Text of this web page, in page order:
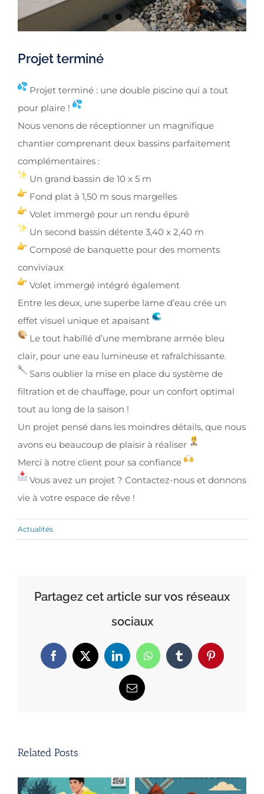
Projet terminé
Projet terminé : une double piscine qui a tout
pour plaire !
Nous venons de réceptionner un magnifique
chantier comprenant deux bassins parfaitement
complémentaires :
Un grand bassin de 10 x 5 m
Fond plat à 1,50 m sous margelles
Volet immergé pour un rendu épuré
Un second bassin détente 3,40 x 2,40 m
Composé de banquette pour des moments
conviviaux
Volet immergé intégré également
Entre les deux, une superbe lame d’eau crée un
effet visuel unique et apaisant
Le tout habillé d’une membrane armée bleu
clair, pour une eau lumineuse et rafraîchissante.
Sans oublier la mise en place du système de
filtration et de chauffage, pour un confort optimal
tout au long de la saison !
Un projet pensé dans les moindres détails, que nous
avons eu beaucoup de plaisir à réaliser
Merci à notre client pour sa confiance
Vous avez un projet ? Contactez-nous et donnons
vie à votre espace de rêve !
Actualités
Partagez cet article sur vos réseaux
sociaux
Facebook
X LinkedInWhatsAppTumblrPinterest
Email
Related Posts